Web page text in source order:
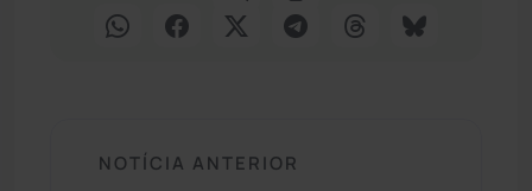
NOTÍCIA ANTERIOR